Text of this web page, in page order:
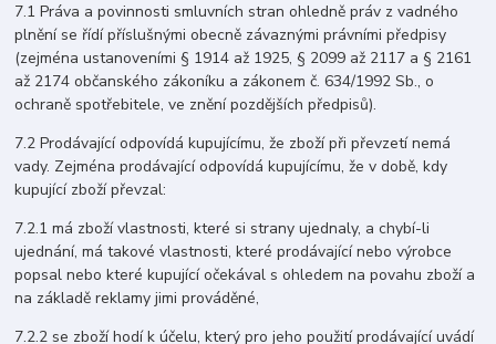
7.1 Práva a povinnosti smluvních stran ohledně práv z vadného
plnění se řídí příslušnými obecně závaznými právními předpisy
(zejména ustanoveními § 1914 až 1925, § 2099 až 2117 a § 2161
až 2174 občanského zákoníku a zákonem č. 634/1992 Sb., o
ochraně spotřebitele, ve znění pozdějších předpisů).
7.2 Prodávající odpovídá kupujícímu, že zboží při převzetí nemá
vady. Zejména prodávající odpovídá kupujícímu, že v době, kdy
kupující zboží převzal:
7.2.1 má zboží vlastnosti, které si strany ujednaly, a chybí-li
ujednání, má takové vlastnosti, které prodávající nebo výrobce
popsal nebo které kupující očekával s ohledem na povahu zboží a
na základě reklamy jimi prováděné,
7.2.2 se zboží hodí k účelu, který pro jeho použití prodávající uvádí